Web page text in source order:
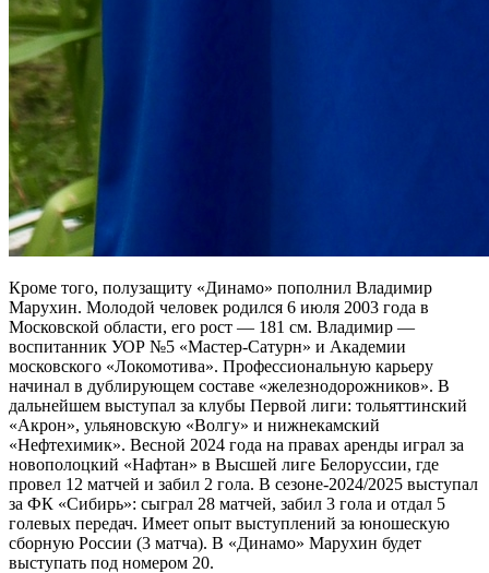
Кроме того, полузащиту «Динамо» пополнил Владимир
Марухин. Молодой человек родился 6 июля 2003 года в
Московской области, его рост — 181 см. Владимир —
воспитанник УОР №5 «Мастер-Сатурн» и Академии
московского «Локомотива». Профессиональную карьеру
начинал в дублирующем составе «железнодорожников». В
дальнейшем выступал за клубы Первой лиги: тольяттинский
«Акрон», ульяновскую «Волгу» и нижнекамский
«Нефтехимик». Весной 2024 года на правах аренды играл за
новополоцкий «Нафтан» в Высшей лиге Белоруссии, где
провел 12 матчей и забил 2 гола. В сезоне-2024/2025 выступал
за ФК «Сибирь»: сыграл 28 матчей, забил 3 гола и отдал 5
голевых передач. Имеет опыт выступлений за юношескую
сборную России (3 матча). В «Динамо» Марухин будет
выступать под номером 20.